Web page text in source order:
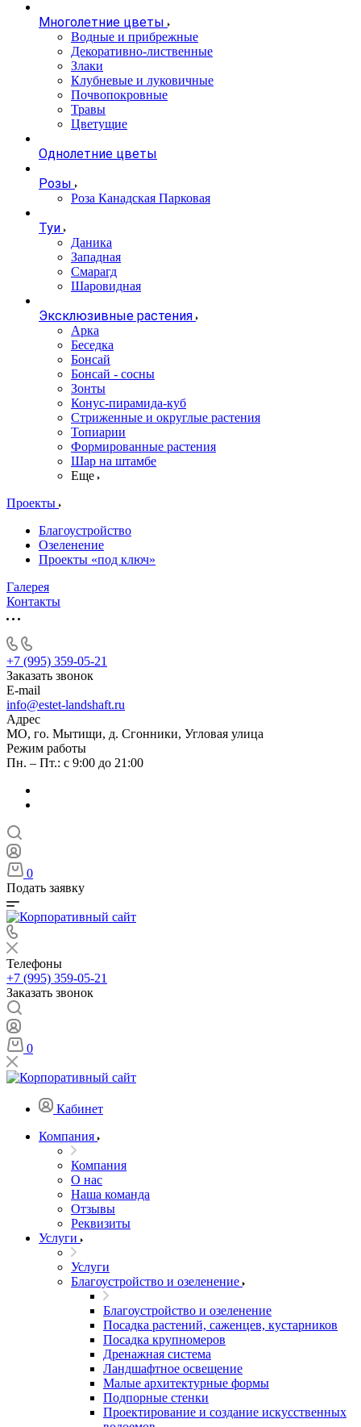
Многолетние цветы
Водные и прибрежные
Декоративно-лиственные
Злаки
Клубневые и луковичные
Почвопокровные
Травы
Цветущие
Однолетние цветы
Розы
Роза Канадская Парковая
Туи
Даника
Западная
Смарагд
Шаровидная
Эксклюзивные растения
Арка
Беседка
Бонсай
Бонсай - сосны
Зонты
Конус-пирамида-куб
Стриженные и округлые растения
Топиарии
Формированные растения
Шар на штамбе
Еще
Проекты
Благоустройство
Озеленение
Проекты «под ключ»
Галерея
Контакты
+7 (995) 359-05-21
Заказать звонок
E-mail
info@estet-landshaft.ru
Адрес
МО, го. Мытищи, д. Сгонники, Угловая улица
Режим работы
Пн. – Пт.: с 9:00 до 21:00
0
Подать заявку
Телефоны
+7 (995) 359-05-21
Заказать звонок
0
Кабинет
Компания
Компания
О нас
Наша команда
Отзывы
Реквизиты
Услуги
Услуги
Благоустройство и озеленение
Благоустройство и озеленение
Посадка растений, саженцев, кустарников
Посадка крупномеров
Дренажная система
Ландшафтное освещение
Малые архитектурные формы
Подпорные стенки
Проектирование и создание искусственных